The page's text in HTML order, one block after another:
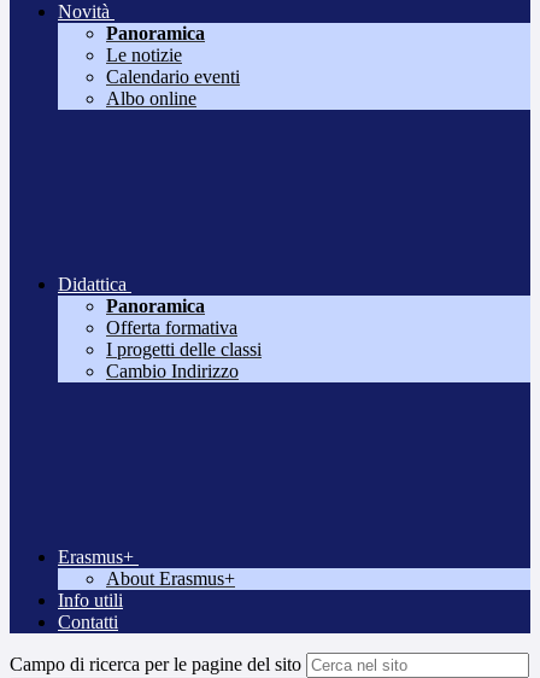
Novità
Panoramica
Le notizie
Calendario eventi
Albo online
Didattica
Panoramica
Offerta formativa
I progetti delle classi
Cambio Indirizzo
Erasmus+
About Erasmus+
Info utili
Contatti
Campo di ricerca per le pagine del sito